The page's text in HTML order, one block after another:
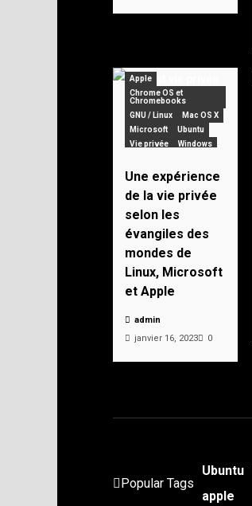
Apple
Chrome OS et
Chromebooks
GNU / Linux
Mac OS X
Microsoft
Ubuntu
Vie privée
Windows
Une expérience
de la vie privée
selon les
évangiles des
mondes de
Linux, Microsoft
et Apple
admin
janvier 16, 2023
0
Popular Tags
Ubuntu
apple